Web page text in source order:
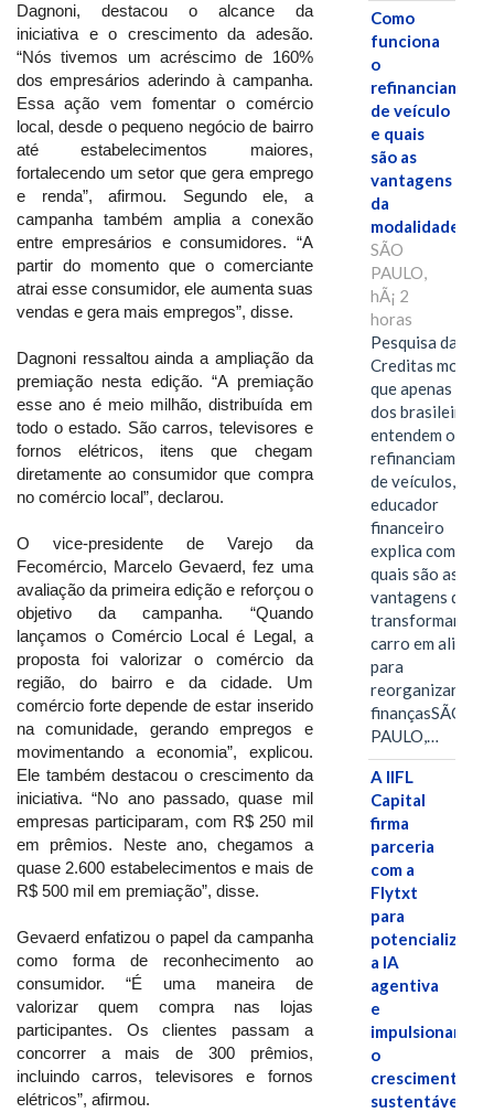
Dagnoni, destacou o alcance da
iniciativa e o crescimento da adesão.
“Nós tivemos um acréscimo de 160%
dos empresários aderindo à campanha.
Essa ação vem fomentar o comércio
local, desde o pequeno negócio de bairro
até estabelecimentos maiores,
fortalecendo um setor que gera emprego
e renda”, afirmou. Segundo ele, a
campanha também amplia a conexão
entre empresários e consumidores. “A
partir do momento que o comerciante
atrai esse consumidor, ele aumenta suas
vendas e gera mais empregos”, disse.
Dagnoni ressaltou ainda a ampliação da
premiação nesta edição. “A premiação
esse ano é meio milhão, distribuída em
todo o estado. São carros, televisores e
fornos elétricos, itens que chegam
diretamente ao consumidor que compra
no comércio local”, declarou.
O vice-presidente de Varejo da
Fecomércio, Marcelo Gevaerd, fez uma
avaliação da primeira edição e reforçou o
objetivo da campanha. “Quando
lançamos o Comércio Local é Legal, a
proposta foi valorizar o comércio da
região, do bairro e da cidade. Um
comércio forte depende de estar inserido
na comunidade, gerando empregos e
movimentando a economia”, explicou.
Ele também destacou o crescimento da
iniciativa. “No ano passado, quase mil
empresas participaram, com R$ 250 mil
em prêmios. Neste ano, chegamos a
quase 2.600 estabelecimentos e mais de
R$ 500 mil em premiação”, disse.
Gevaerd enfatizou o papel da campanha
como forma de reconhecimento ao
consumidor. “É uma maneira de
valorizar quem compra nas lojas
participantes. Os clientes passam a
concorrer a mais de 300 prêmios,
incluindo carros, televisores e fornos
elétricos”, afirmou.
Como
funciona
o
de veículo
e quais
são as
vantagens
da
modalidade?
SÃO
PAULO,
hÃ¡ 2
horas
Pesquisa da
Creditas mostra
que apenas 28%
dos brasileiros
entendem o
refinanciamento
de veículos,
educador
financeiro
explica como e
quais são as
vantagens de
transformar o
carro em aliado
para
reorganizar as
finançasSÃO
PAULO,…
A IIFL
Capital
firma
parceria
com a
Flytxt
para
potencializar
a IA
agentiva
e
impulsionar
o
crescimento
sustentável